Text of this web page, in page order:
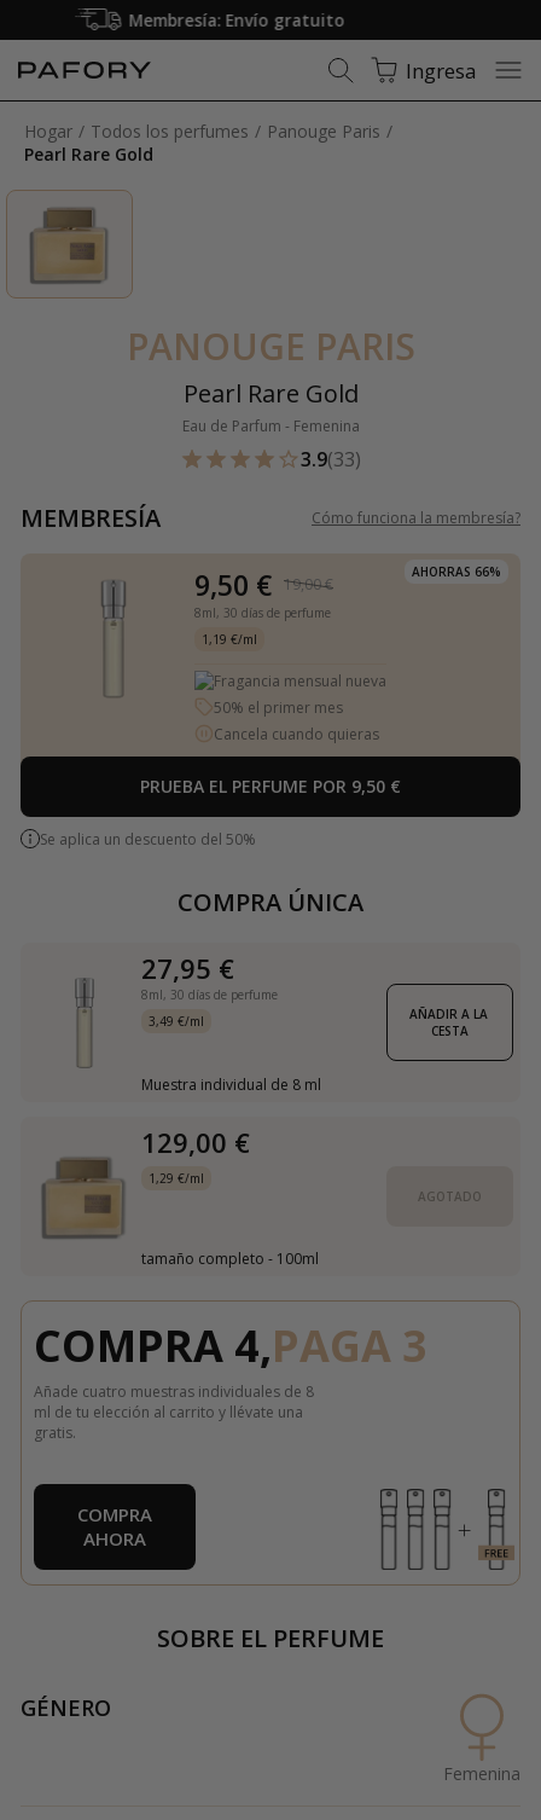
Solo fragancias 100% originales
Ingresa
Hogar Todos los perfumes
Panouge Paris
Pearl Rare Gold
PANOUGE PARIS
Pearl Rare Gold
Eau de Parfum - Femenina
3.9(33)
MEMBRESÍA Cómo funciona la membresía?
AHORRAS 66%
9,50 € 19,00 €
8ml, 30 días de perfume
1,19 €/ml
Fragancia mensual nueva
50% el primer mes
Cancela cuando quieras
PRUEBA EL PERFUME POR 9,50 €
Se aplica un descuento del 50%
COMPRA ÚNICA
27,95 €
8ml, 30 días de perfume
3,49 €/ml
Muestra individual de 8 ml
AÑADIR A LA
CESTA
129,00 €
1,29 €/ml
tamaño completo - 100ml
AGOTADO
COMPRA 4,PAGA 3
Añade cuatro muestras individuales de 8
ml de tu elección al carrito y llévate una
gratis.
COMPRA
AHORA
SOBRE EL PERFUME
GÉNERO
Femenina